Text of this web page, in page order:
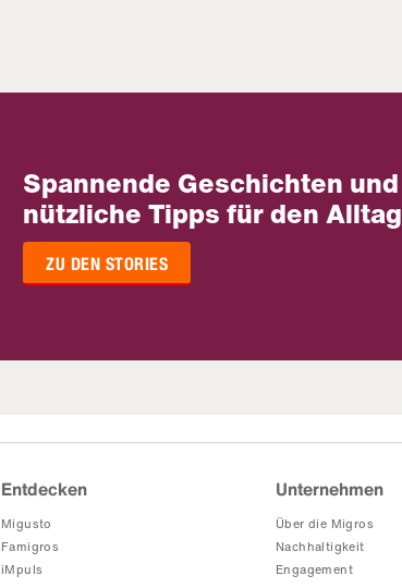
Spannende Geschichten und
nützliche Tipps für den Alltag
ZU DEN STORIES
Entdecken
Migusto
Famigros
iMpuls
Unternehmen
Über die Migros
Nachhaltigkeit
Engagement